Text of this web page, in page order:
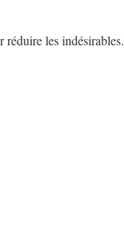
les indésirables.